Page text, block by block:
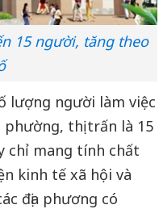
15 người, tăng theo
lượng người làm việc
thị trấn là 15
chỉ mang tính chất
kinh tế xã hội và
địa phương có